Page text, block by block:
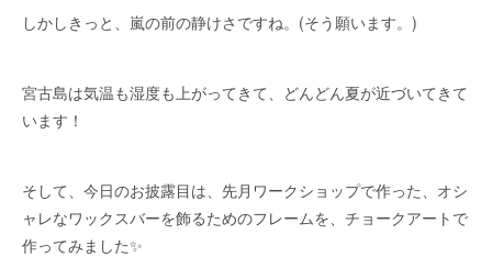
しかしきっと、嵐の前の静けさですね。(そう願います。)
宮古島は気温も湿度も上がってきて、どんどん夏が近づいてきて
います！
そして、今日のお披露目は、先月ワークショップで作った、オシ
ャレなワックスバーを飾るためのフレームを、チョークアートで
作ってみました✨